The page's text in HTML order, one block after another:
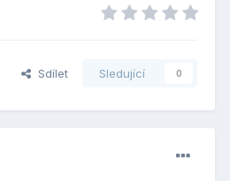
Sdílet Sledující 0